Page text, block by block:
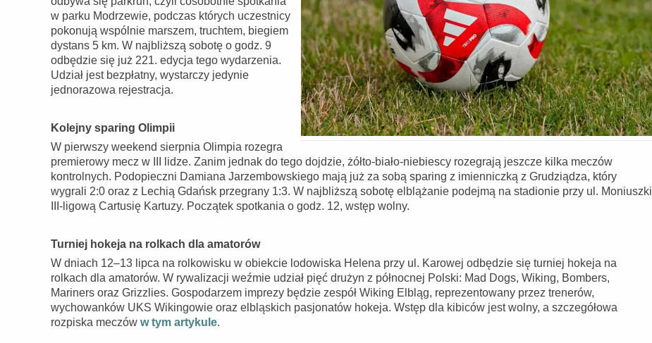
w parku Modrzewie, podczas których uczestnicy
pokonują wspólnie marszem, truchtem, biegiem
dystans 5 km. W najbliższą sobotę o godz. 9
odbędzie się już 221. edycja tego wydarzenia.
Udział jest bezpłatny, wystarczy jedynie
jednorazowa rejestracja.
Kolejny sparing Olimpii
W pierwszy weekend sierpnia Olimpia rozegra
premierowy mecz w III lidze. Zanim jednak do tego dojdzie, żółto-biało-niebiescy rozegrają jeszcze kilka meczów
kontrolnych. Podopieczni Damiana Jarzembowskiego mają już za sobą sparing z imienniczką z Grudziądza, który
wygrali 2:0 oraz z Lechią Gdańsk przegrany 1:3. W najbliższą sobotę elblążanie podejmą na stadionie przy ul. Moniuszki
III-ligową Cartusię Kartuzy. Początek spotkania o godz. 12, wstęp wolny.
Turniej hokeja na rolkach dla amatorów
W dniach 12–13 lipca na rolkowisku w obiekcie lodowiska Helena przy ul. Karowej odbędzie się turniej hokeja na
rolkach dla amatorów. W rywalizacji weźmie udział pięć drużyn z północnej Polski: Mad Dogs, Wiking, Bombers,
Mariners oraz Grizzlies. Gospodarzem imprezy będzie zespół Wiking Elbląg, reprezentowany przez trenerów,
wychowanków UKS Wikingowie oraz elbląskich pasjonatów hokeja. Wstęp dla kibiców jest wolny, a szczegółowa
rozpiska meczów w tym artykule.